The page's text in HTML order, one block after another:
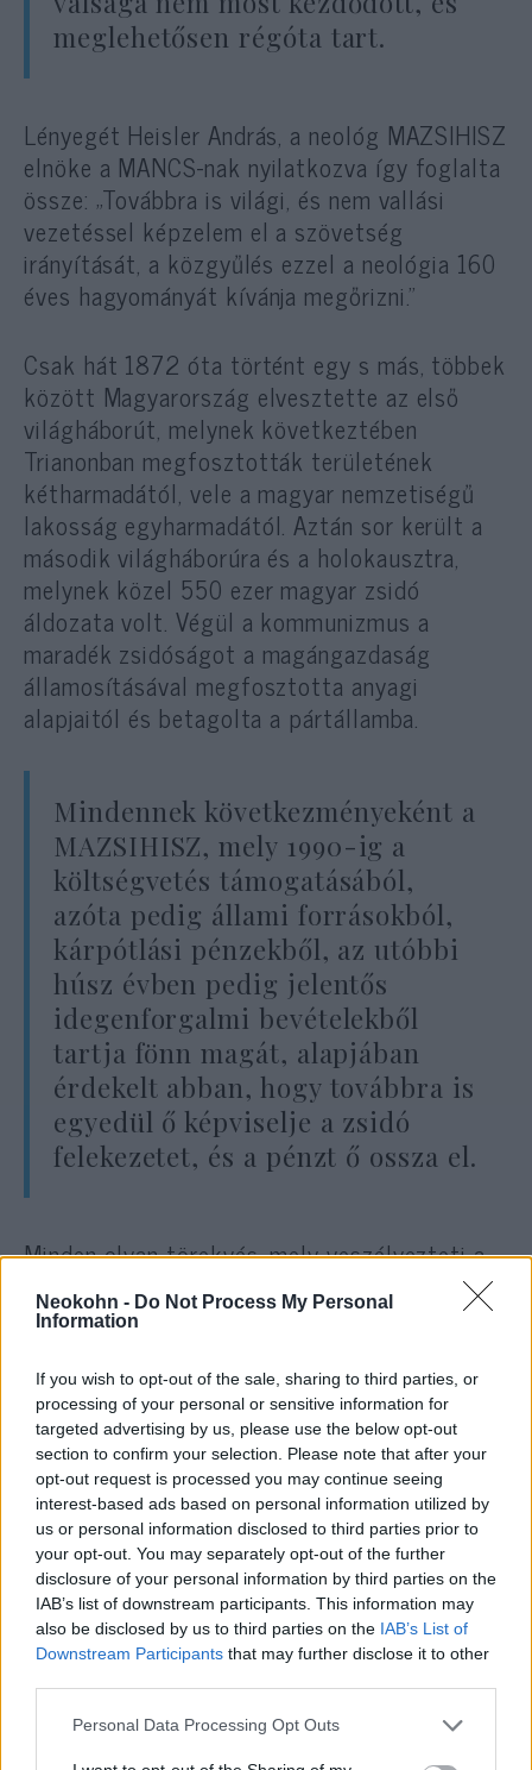
Neokohn - Do Not Process My Personal
Information
If you wish to opt-out of the sale, sharing to third parties, or
processing of your personal or sensitive information for
targeted advertising by us, please use the below opt-out
section to confirm your selection. Please note that after your
opt-out request is processed you may continue seeing
interest-based ads based on personal information utilized by
us or personal information disclosed to third parties prior to
your opt-out. You may separately opt-out of the further
disclosure of your personal information by third parties on the
IAB’s list of downstream participants. This information may
also be disclosed by us to third parties on the IAB’s List of
Downstream Participants that may further disclose it to other
Please note that this website/app uses one or more Google
Personal Data Processing Opt Outs
meglehetősen régóta tart.
Lényegét Heisler András, a neológ MAZSIHISZ
elnöke a MANCS-nak nyilatkozva így foglalta
össze: „Továbbra is világi, és nem vallási
vezetéssel képzelem el a szövetség
irányítását, a közgyűlés ezzel a neológia 160
éves hagyományát kívánja megőrizni.”
Csak hát 1872 óta történt egy s más, többek
között Magyarország elvesztette az első
világháborút, melynek következtében
Trianonban megfosztották területének
kétharmadától, vele a magyar nemzetiségű
lakosság egyharmadától. Aztán sor került a
második világháborúra és a holokausztra,
melynek közel 550 ezer magyar zsidó
áldozata volt. Végül a kommunizmus a
maradék zsidóságot a magángazdaság
államosításával megfosztotta anyagi
alapjaitól és betagolta a pártállamba.
Mindennek következményeként a
MAZSIHISZ, mely 1990-ig a
költségvetés támogatásából,
azóta pedig állami forrásokból,
kárpótlási pénzekből, az utóbbi
húsz évben pedig jelentős
idegenforgalmi bevételekből
tartja fönn magát, alapjában
érdekelt abban, hogy továbbra is
egyedül ő képviselje a zsidó
felekezetet, és a pénzt ő ossza el.
Minden olyan törekvés, mely veszélyezteti a
világi vezetés, s személy szerint Heisler
András monopóliumát ezen a téren, tehát a
(Magyarhoni Zsidó Imaegylet) önállósulása,
vagy a teljesen, illetve részben zsidó
származásúakat a valláshoz visszatérítő
EMIH működése, súlyos sérelem,
elfogadhatatlan kihívás a MAZSIHISZ részére.
Azt, hogy a neológia nem a vallásról, hanem
alapjában véve a hatalomról és a pénzről szól
– amit az ortodoxok kezdettől fogva joggal
vetettek a szemére – a MANCS cikke is
pontosan, a jelenlegi állapotokat tükrözően
megfogalmazza: „A MAZSIHISZ a